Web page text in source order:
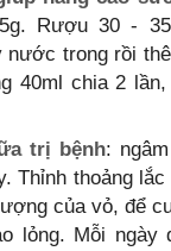
Rượu 30 -
nước trong rồi
40ml chia 2
trị bệnh:
Thỉnh thoảng
của vỏ, để
lỏng. Mỗi ngày